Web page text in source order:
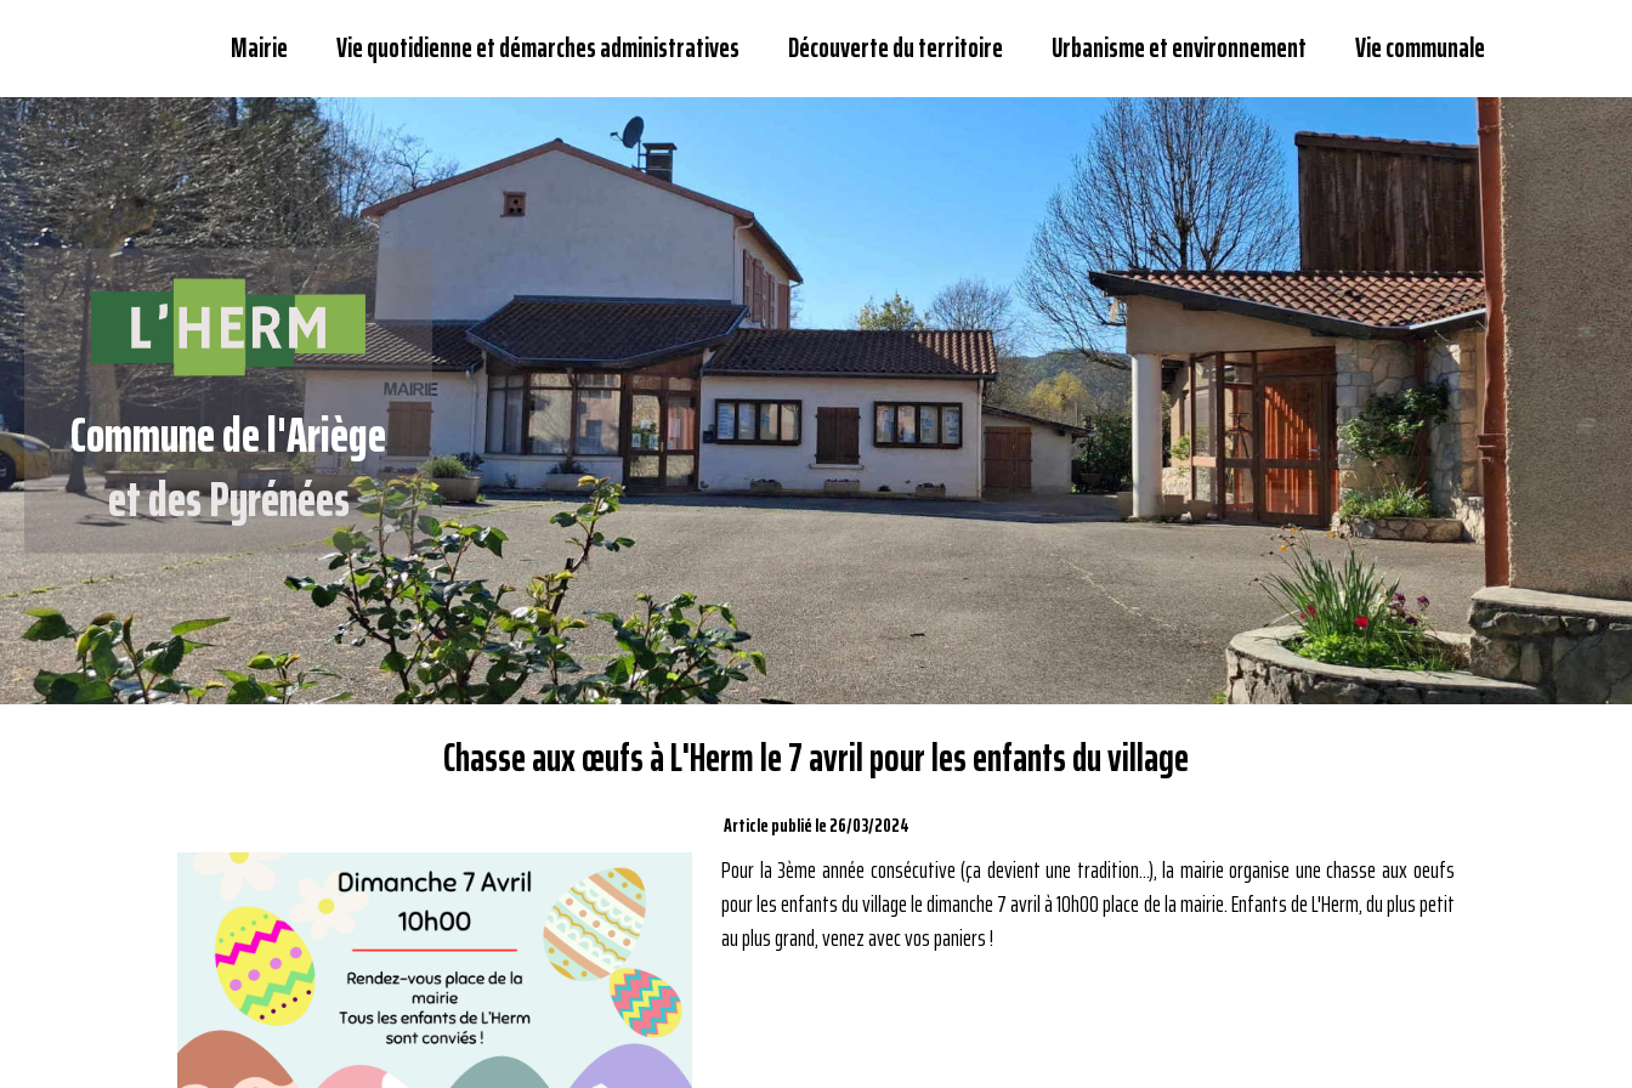
Mairie Vie quotidienne et démarches administratives Découverte du territoire Urbanisme et environnement Vie communale
Commune de l'Ariège
et des Pyrénées
Chasse aux œufs à L'Herm le 7 avril pour les enfants du village
Article publié le 26/03/2024
Pour la 3ème année consécutive (ça devient une tradition...), la mairie organise une chasse aux oeufs
pour les enfants du village le dimanche 7 avril à 10h00 place de la mairie. Enfants de L'Herm, du plus petit
au plus grand, venez avec vos paniers !